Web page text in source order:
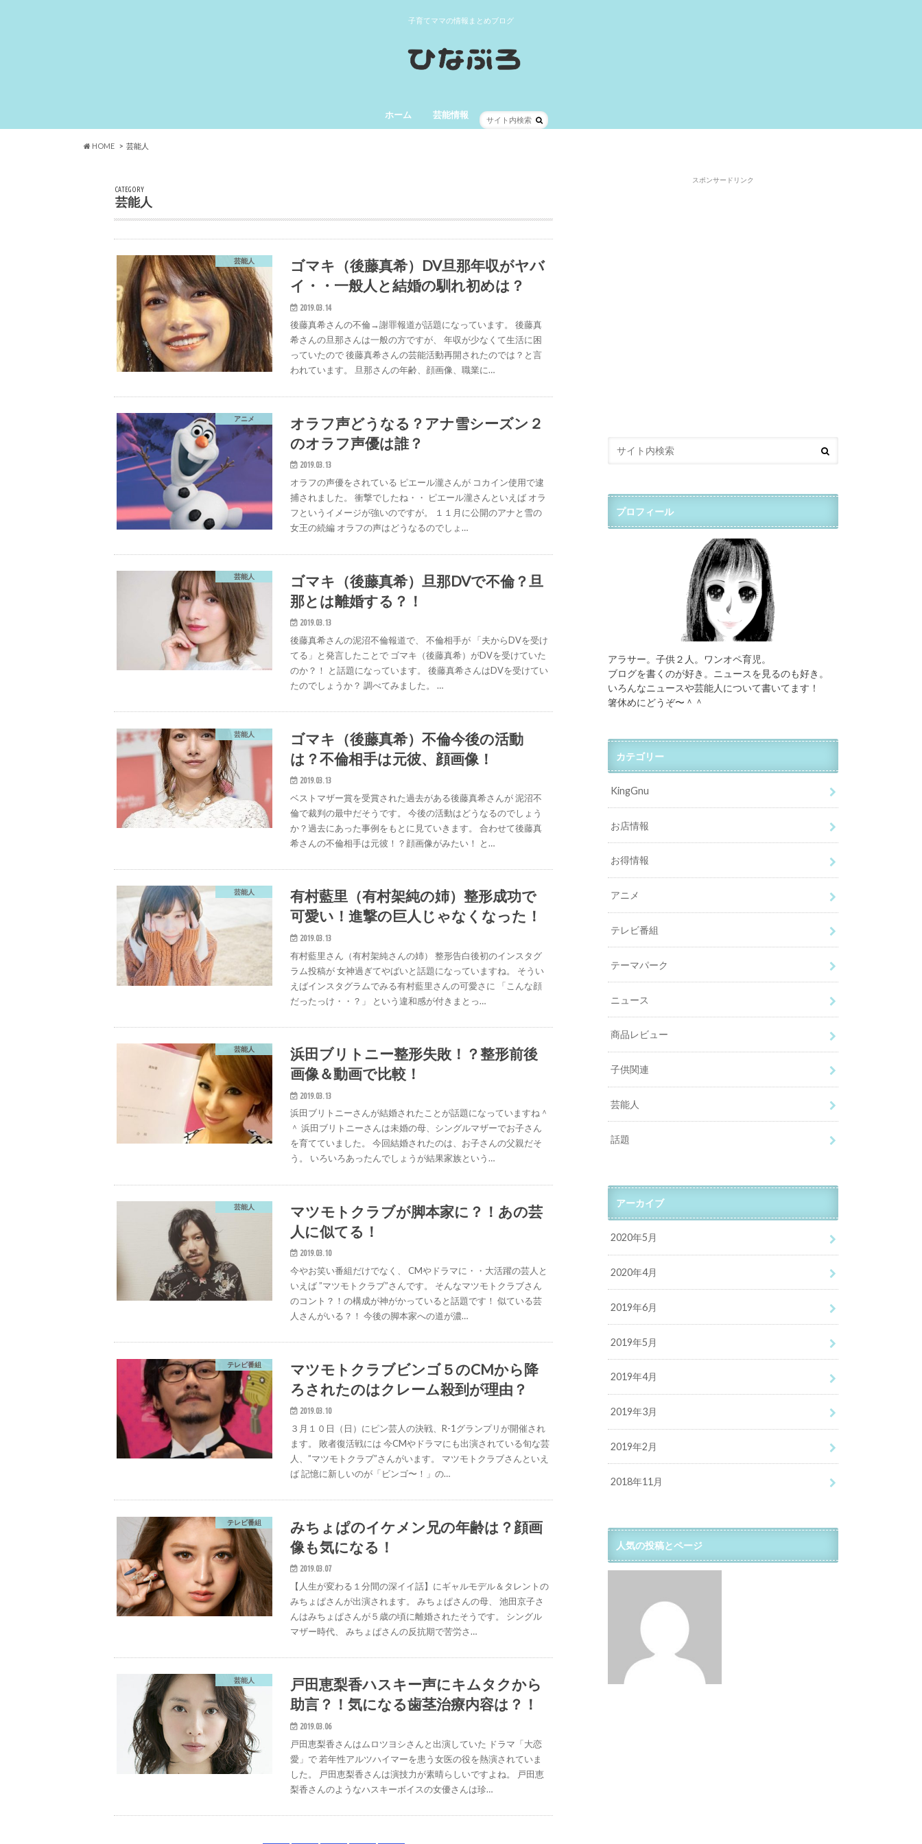
子育てママの情報まとめブログ
ホーム 芸能情報
HOME 芸能人
CATEGORY
芸能人
芸能人
ゴマキ（後藤真希）DV旦那年収がヤバ
イ・・一般人と結婚の馴れ初めは？
2019.03.14
後藤真希さんの不倫→謝罪報道が話題になっています。 後藤真
希さんの旦那さんは一般の方ですが、 年収が少なくて生活に困
っていたので 後藤真希さんの芸能活動再開されたのでは？と言
われています。 旦那さんの年齢、顔画像、職業に…
アニメ
オラフ声どうなる？アナ雪シーズン２
のオラフ声優は誰？
2019.03.13
オラフの声優をされている ピエール瀧さんが コカイン使用で逮
捕されました。 衝撃でしたね・・ ピエール瀧さんといえば オラ
フというイメージが強いのですが。 １１月に公開のアナと雪の
女王の続編 オラフの声はどうなるのでしょ…
芸能人
ゴマキ（後藤真希）旦那DVで不倫？旦
那とは離婚する？！
2019.03.13
後藤真希さんの泥沼不倫報道で、 不倫相手が 「夫からDVを受け
てる」と発言したことで ゴマキ（後藤真希）がDVを受けていた
のか？！ と話題になっています。 後藤真希さんはDVを受けてい
たのでしょうか？ 調べてみました。 …
芸能人
ゴマキ（後藤真希）不倫今後の活動
は？不倫相手は元彼、顔画像！
2019.03.13
ベストマザー賞を受賞された過去がある後藤真希さんが 泥沼不
倫で裁判の最中だそうです。 今後の活動はどうなるのでしょう
か？過去にあった事例をもとに見ていきます。 合わせて後藤真
希さんの不倫相手は元彼！？顔画像がみたい！ と…
芸能人
有村藍里（有村架純の姉）整形成功で
可愛い！進撃の巨人じゃなくなった！
2019.03.13
有村藍里さん（有村架純さんの姉） 整形告白後初のインスタグ
ラム投稿が 女神過ぎてやばいと話題になっていますね。 そうい
えばインスタグラムでみる有村藍里さんの可愛さに 「こんな顔
だったっけ・・？」 という違和感が付きまとっ…
芸能人
浜田ブリトニー整形失敗！？整形前後
画像＆動画で比較！
2019.03.13
浜田ブリトニーさんが結婚されたことが話題になっていますね＾
＾ 浜田ブリトニーさんは未婚の母、シングルマザーでお子さん
を育てていました。 今回結婚されたのは、お子さんの父親だそ
う。 いろいろあったんでしょうが結果家族という…
芸能人
マツモトクラブが脚本家に？！あの芸
人に似てる！
2019.03.10
今やお笑い番組だけでなく、 CMやドラマに・・大活躍の芸人と
いえば ”マツモトクラブ”さんです。 そんなマツモトクラブさん
のコント？！の構成が神がかっていると話題です！ 似ている芸
人さんがいる？！ 今後の脚本家への道が濃…
テレビ番組
マツモトクラブビンゴ５のCMから降
ろされたのはクレーム殺到が理由？
2019.03.10
３月１０日（日）にピン芸人の決戦、R-1グランプリが開催され
ます。 敗者復活戦には 今CMやドラマにも出演されている旬な芸
人、”マツモトクラブ”さんがいます。 マツモトクラブさんといえ
ば 記憶に新しいのが「ビンゴ〜！」の…
テレビ番組
みちょぱのイケメン兄の年齢は？顔画
像も気になる！
2019.03.07
【人生が変わる１分間の深イイ話】にギャルモデル＆タレントの
みちょぱさんが出演されます。 みちょぱさんの母、 池田京子さ
んはみちょぱさんが５歳の頃に離婚されたそうです。 シングル
マザー時代、 みちょぱさんの反抗期で苦労さ…
芸能人
戸田恵梨香ハスキー声にキムタクから
助言？！気になる歯茎治療内容は？！
2019.03.06
戸田恵梨香さんはムロツヨシさんと出演していた ドラマ「大恋
愛」で 若年性アルツハイマーを患う女医の役を熱演されていま
した。 戸田恵梨香さんは演技力が素晴らしいですよね。 戸田恵
梨香さんのようなハスキーボイスの女優さんは珍…
スポンサードリンク
プロフィール
アラサー。子供２人。ワンオペ育児。
ブログを書くのが好き。ニュースを見るのも好き。
いろんなニュースや芸能人について書いてます！
箸休めにどうぞ〜＾＾
カテゴリー
KingGnu
お店情報
お得情報
アニメ
テレビ番組
テーマパーク
ニュース
商品レビュー
子供関連
芸能人
話題
アーカイブ
2020年5月
2020年4月
2019年6月
2019年5月
2019年4月
2019年3月
2019年2月
2018年11月
人気の投稿とページ